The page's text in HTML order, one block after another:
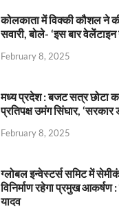
कोलकाता में विक्की कौशल ने
सवारी, बोले- ‘इस बार वेलेंटाइन
February 8, 2025
मध्य प्रदेश : बजट सत्र छोटा
प्रतिपक्ष उमंग सिंघार, ‘सरकार
February 8, 2025
ग्लोबल इन्वेस्टर्स समिट में
विनिर्माण रहेगा प्रमुख आकर्षण
यादव